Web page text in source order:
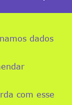
dados
com esse